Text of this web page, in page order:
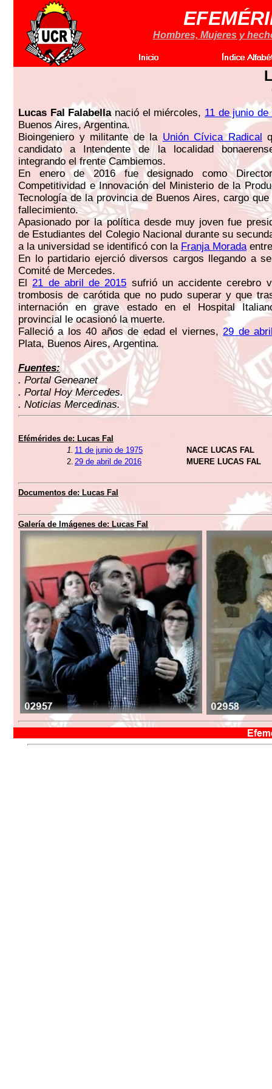
Hombres, Mujeres y
Lucas Fal Falabellanació el miércoles, 11 de junio de
Buenos Aires, Argentina.
Bioingeniero y militante de la Unión Cívica Radical
candidato a Intendente de la localidad
integrando el frente Cambiemos.
En enero de 2016 fue designado como
Competitividad e Innovación del Ministerio de la
Tecnología de la provincia de Buenos Aires, cargo
fallecimiento.
Apasionado por la política desde muy joven fue
de Estudiantes del Colegio Nacional durante su
a la universidad se identificó con la Franja Morada
En lo partidario ejerció diversos cargos llegando a
Comité de Mercedes.
El21 de abril de 2015 sufrió un accidente cerebro
trombosis de carótida que no pudo superar y que
internación en grave estado en el Hospital
provincial le ocasionó la muerte.
Falleció a los 40 años de edad el viernes,29 de
Plata, Buenos Aires, Argentina.
Fuentes:
. Portal Geneanet
. Portal Hoy Mercedes.
. Noticias Mercedinas.
Efémérides de: Lucas Fal
1. 11 de junio de 1975
NACE LUCAS FAL
2. 29 de abril de 2016 MUERE LUCAS FAL
Documentos de: Lucas Fal
Galería de Imágenes de: Lucas Fal